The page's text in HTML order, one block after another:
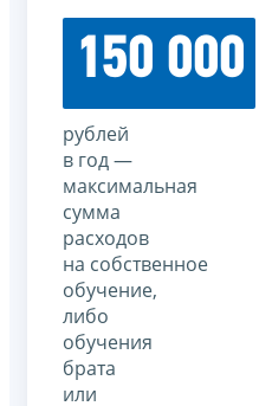
150 000
рублей
в год —
максимальная
сумма
расходов
на собственное
обучение,
либо
обучения
брата
или